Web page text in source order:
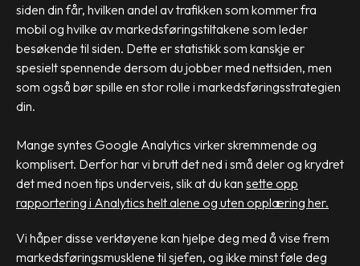
siden din får, hvilken andel av trafikken som kommer fra
mobil og hvilke av markedsføringstiltakene som leder
besøkende til siden. Dette er statistikk som kanskje er
spesielt spennende dersom du jobber med nettsiden, men
som også bør spille en stor rolle i markedsføringsstrategien
din.
Mange syntes Google Analytics virker skremmende og
komplisert. Derfor har vi brutt det ned i små deler og krydret
det med noen tips underveis, slik at du kan sette opp
rapportering i Analytics helt alene og uten opplæring her.
Vi håper disse verktøyene kan hjelpe deg med å vise frem
markedsføringsmusklene til sjefen, og ikke minst føle deg